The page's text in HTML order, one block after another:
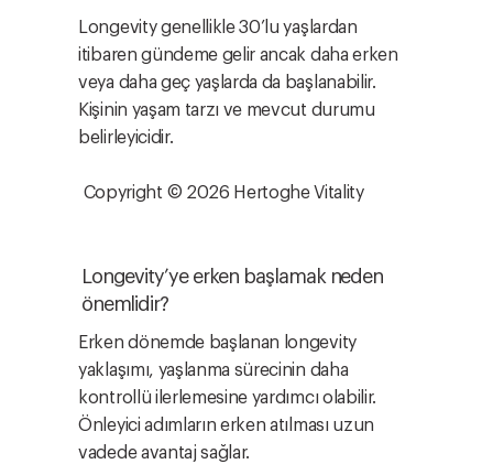
Longevity genellikle 30’lu yaşlardan
itibaren gündeme gelir ancak daha erken
veya daha geç yaşlarda da başlanabilir.
Kişinin yaşam tarzı ve mevcut durumu
belirleyicidir.
Copyright © 2026 Hertoghe Vitality
Longevity’ye erken başlamak neden
önemlidir?
Erken dönemde başlanan longevity
yaklaşımı, yaşlanma sürecinin daha
kontrollü ilerlemesine yardımcı olabilir.
Önleyici adımların erken atılması uzun
vadede avantaj sağlar.